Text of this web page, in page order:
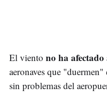
El viento no ha afectado
aeronaves que
sin problemas del